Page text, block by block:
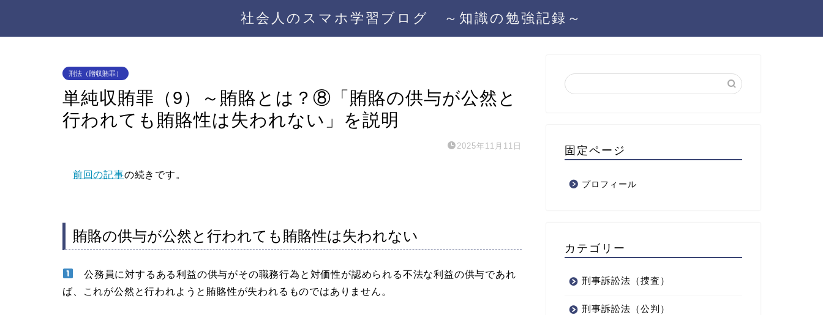
社会人のスマホ学習ブログ ～知識の勉強記録～
刑法（贈収賄罪）
単純収賄罪（9）～賄賂とは？⑧「賄賂の供与が公然と
行われても賄賂性は失われない」を説明
2025年11月11日
前回の記事の続きです。
賄賂の供与が公然と行われても賄賂性は失われない
公務員に対するある利益の供与がその職務行為と対価性が認められる不法な利益の供与であれ
ば、これが公然と行われようと賄賂性が失われるものではありません。
固定ページ
プロフィール
カテゴリー
刑事訴訟法（捜査）
刑事訴訟法（公判）